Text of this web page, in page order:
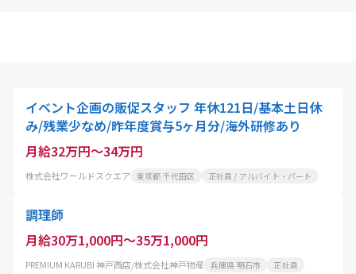
イベント企画の販促スタッフ 年休121日/基本土日休
み/残業少なめ/昨年度賞与5ヶ月分/海外研修あり
月給32万円～34万円
株式会社ワールドスクエア 東京都 千代田区 正社員 / アルバイト・パート
調理師
月給30万1,000円～35万1,000円
PREMIUM KARUBI 神戸西店/株式会社神戸物産 兵庫県 明石市 正社員